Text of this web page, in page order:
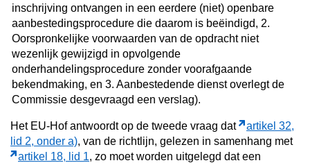
inschrijving ontvangen in een eerdere (niet) openbare
aanbestedingsprocedure die daarom is beëindigd, 2.
Oorspronkelijke voorwaarden van de opdracht niet
wezenlijk gewijzigd in opvolgende
onderhandelingsprocedure zonder voorafgaande
bekendmaking, en 3. Aanbestedende dienst overlegt de
Commissie desgevraagd een verslag).
Het EU-Hof antwoordt op de tweede vraag dat
artikel 32,
lid 2, onder a), van de richtlijn, gelezen in samenhang met
artikel 18, lid 1, zo moet worden uitgelegd dat een